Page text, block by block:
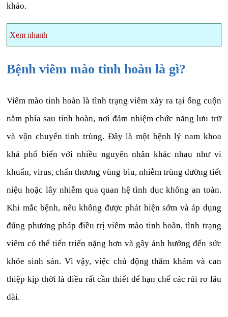
khảo.
Xem nhanh
Bệnh viêm mào tinh hoàn là gì?
Viêm mào tinh hoàn là tình trạng viêm xảy ra tại ống cuộn
nằm phía sau tinh hoàn, nơi đảm nhiệm chức năng lưu trữ
và vận chuyển tinh trùng. Đây là một bệnh lý nam khoa
khá phổ biến với nhiều nguyên nhân khác nhau như vi
khuẩn, virus, chấn thương vùng bìu, nhiễm trùng đường tiết
niệu hoặc lây nhiễm qua quan hệ tình dục không an toàn.
Khi mắc bệnh, nếu không được phát hiện sớm và áp dụng
đúng phương pháp điều trị viêm mào tinh hoàn, tình trạng
viêm có thể tiến triển nặng hơn và gây ảnh hưởng đến sức
khỏe sinh sản. Vì vậy, việc chủ động thăm khám và can
thiệp kịp thời là điều rất cần thiết để hạn chế các rủi ro lâu
dài.